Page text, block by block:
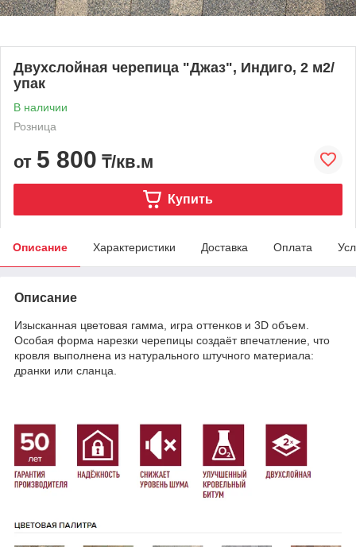
Двухслойная черепица "Джаз", Индиго, 2 м2/
упак
В наличии
Розница
от 5 800 ₸/кв.м
Купить
Описание Характеристики Доставка Оплата
Описание
Изысканная цветовая гамма, игра оттенков и 3D объем.
Особая форма нарезки черепицы создаёт впечатление, что
кровля выполнена из натурального штучного материала:
дранки или сланца.